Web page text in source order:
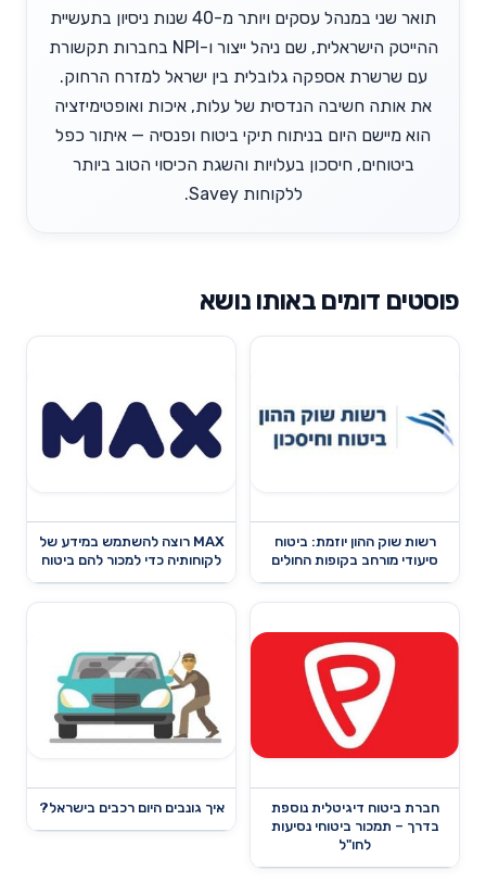
תואר שני במנהל עסקים ויותר מ-40 שנות ניסיון בתעשיית
ההייטק הישראלית, שם ניהל ייצור ו-NPI בחברות תקשורת
עם שרשרת אספקה גלובלית בין ישראל למזרח הרחוק.
את אותה חשיבה הנדסית של עלות, איכות ואופטימיזציה
הוא מיישם היום בניתוח תיקי ביטוח ופנסיה — איתור כפל
ביטוחים, חיסכון בעלויות והשגת הכיסוי הטוב ביותר
ללקוחות Savey.
פוסטים דומים באותו נושא
רשות שוק ההון יוזמת: ביטוח
סיעודי מורחב בקופות החולים
MAX רוצה להשתמש במידע של
לקוחותיה כדי למכור להם ביטוח
חברת ביטוח דיגיטלית נוספת
בדרך – תמכור ביטוחי נסיעות
לחו"ל
איך גונבים היום רכבים בישראל?